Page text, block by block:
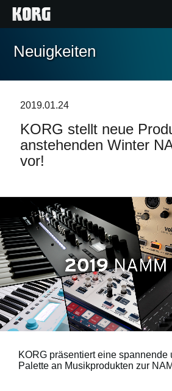
Home
Extras
Events
Support
Händlersuche
Shop
Neuigkeiten
Social Media
Neuigkeiten
2019.01.24
KORG stellt neue
anstehenden Winter
vor!
KORG präsentiert eine spannende
Palette an Musikprodukten zur